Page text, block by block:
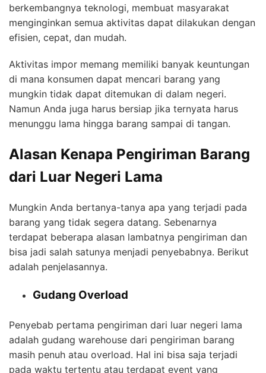
berkembangnya teknologi, membuat masyarakat
menginginkan semua aktivitas dapat dilakukan dengan
efisien, cepat, dan mudah.
Aktivitas impor memang memiliki banyak keuntungan
di mana konsumen dapat mencari barang yang
mungkin tidak dapat ditemukan di dalam negeri.
Namun Anda juga harus bersiap jika ternyata harus
menunggu lama hingga barang sampai di tangan.
Alasan Kenapa Pengiriman Barang
dari Luar Negeri Lama
Mungkin Anda bertanya-tanya apa yang terjadi pada
barang yang tidak segera datang. Sebenarnya
terdapat beberapa alasan lambatnya pengiriman dan
bisa jadi salah satunya menjadi penyebabnya. Berikut
adalah penjelasannya.
Gudang Overload
Penyebab pertama pengiriman dari luar negeri lama
adalah gudang warehouse dari pengiriman barang
masih penuh atau overload. Hal ini bisa saja terjadi
pada waktu tertentu atau terdapat event yang